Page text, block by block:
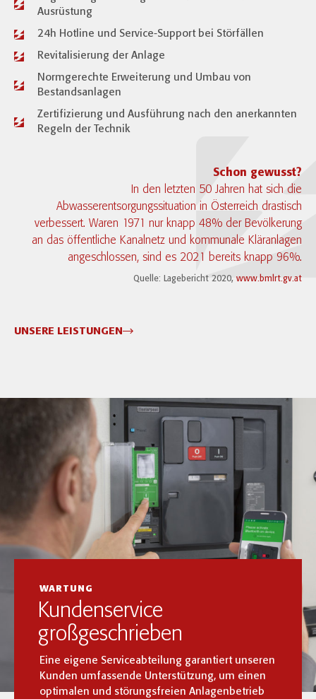
Ausrüstung
24h Hotline und Service-Support bei Störfällen
Revitalisierung der Anlage
Normgerechte Erweiterung und Umbau von
Bestandsanlagen
Zertifizierung und Ausführung nach den anerkannten
Regeln der Technik​​​​​
Schon gewusst?
In den letzten 50 Jahren hat sich die
Abwasserentsorgungssituation in Österreich drastisch
verbessert. Waren 1971 nur knapp 48% der Bevölkerung
an das öffentliche Kanalnetz und kommunale Kläranlagen
angeschlossen, sind es 2021 bereits knapp 96%.
Quelle: Lagebericht 2020, www.bmlrt.gv.at
UNSERE LEISTUNGEN
WARTUNG
Kundenservice
großgeschrieben
Eine eigene Serviceabteilung garantiert unseren
Kunden umfassende Unterstützung, um einen
optimalen und störungsfreien Anlagenbetrieb